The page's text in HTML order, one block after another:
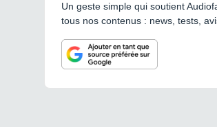
Un geste simple qui soutient
tous nos contenus : news, tests,